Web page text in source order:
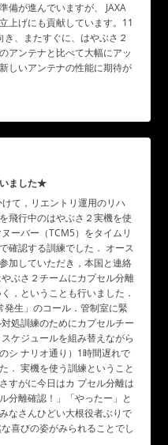
備が進んでいますが、 JAXA
上げにも貢献しています。11
、またすぐに、はやぶさ２
アンテナと比べて大幅にアッ
しいアンテナの性能に期待が
ました★
て，リエントリ運用のリハ
飛行中のはやぶさ２実機を使
ーバー（TCM5）をタイムリ
確認する訓練でした． オース
加していただき，本国と連絡
ぶさ２チームにカプセル分離
，ということも行いました．
生」のコール．管制室に緊
処訓練のためにカプセルチー
ケジュールを組み替えながら
シ ナリオ通り）1時間遅れで
． 実機を使う訓練ということ
すがに今日はカ プセル分離は
分離確認！」「やったー」と
なさんひどい大根役者ぶりで
喜びの姿がみられることでし